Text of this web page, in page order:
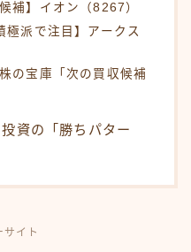
補】イオン（8267）
極派で注目】アークス
の宝庫「次の買収候補
資の「勝ちパター
サイト